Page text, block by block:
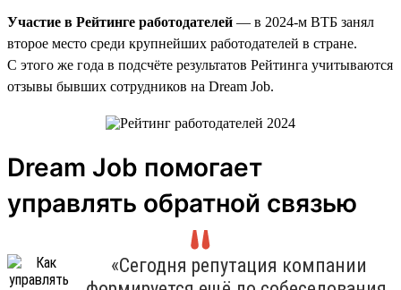
Участие в Рейтинге работодателей — в 2024-м ВТБ занял
второе место среди крупнейших работодателей в стране.
С этого же года в подсчёте результатов Рейтинга учитываются
отзывы бывших сотрудников на Dream Job.
Dream Job помогает
управлять обратной связью
«Сегодня репутация компании